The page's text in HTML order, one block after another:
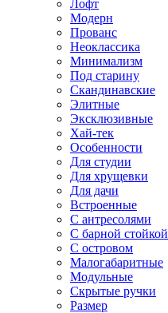
Лофт
Модерн
Прованс
Неоклассика
Минимализм
Под старину
Скандинавские
Элитные
Эксклюзивные
Хай-тек
Особенности
Для студии
Для хрущевки
Для дачи
Встроенные
С антресолями
С барной стойкой
С островом
Малогабаритные
Модульные
Скрытые ручки
Размер